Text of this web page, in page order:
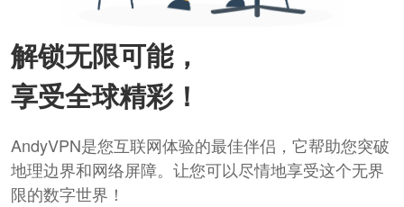
解锁无限可能，
享受全球精彩！
AndyVPN是您互联网体验的最佳伴侣，它帮助您突破
地理边界和网络屏障。让您可以尽情地享受这个无界
限的数字世界！